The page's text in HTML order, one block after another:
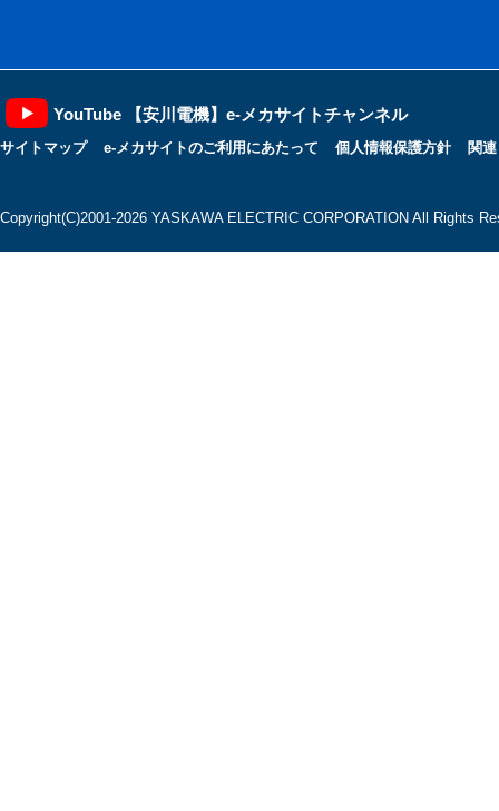
YouTube 【安川電機】e-メカサイトチャンネル
サイトマップ e-メカサイトのご利用にあたって 個人情報保護方針 関
Copyright(C)2001‐2026 YASKAWA ELECTRIC CORPORATION All Rights